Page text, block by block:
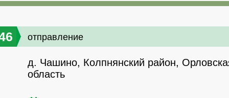
отправление
д. Чашино, Колпнянский район,
область